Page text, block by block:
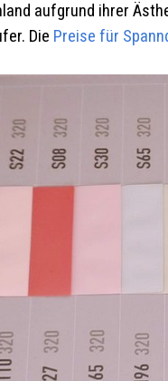
aufgrund ihrer
Die Preise für